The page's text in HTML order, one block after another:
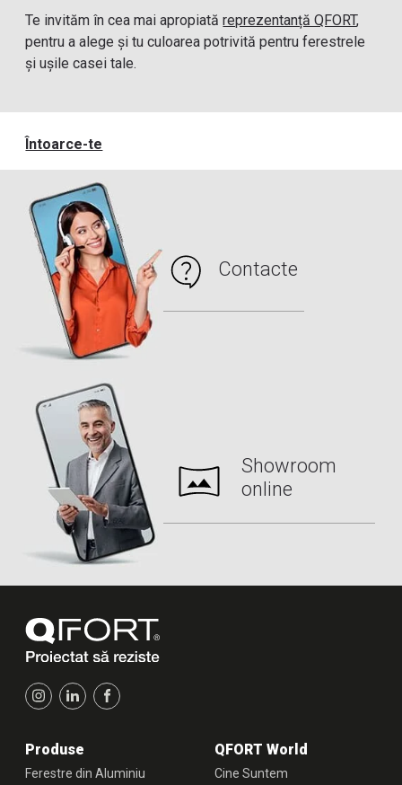
Te invităm în cea mai apropiatăreprezentanță QFORT,
pentru a alege și tu culoarea potrivită pentru ferestrele
și ușile casei tale.
Întoarce-te
Contacte
Showroom
online
Produse
Ferestre din Aluminiu
QFORT World
Cine Suntem